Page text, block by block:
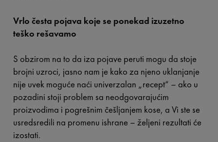
Vrlo česta pojava koje se ponekad izuzetno
teško rešavamo
S obzirom na to da iza pojave peruti mogu da stoje
brojni uzroci, jasno nam je kako za njeno uklanjanje
nije uvek moguće naći univerzalan „recept“ – ako u
pozadini stoji problem sa neodgovarajućim
proizvodima i pogrešnim češljanjem kose, a Vi ste se
usredsredili na promenu ishrane – željeni rezultati će
izostati.